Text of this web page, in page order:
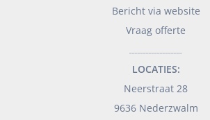
Bericht via website
Vraag offerte
LOCATIES:
Neerstraat 28
9636 Nederzwalm